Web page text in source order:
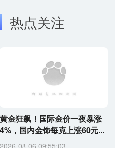
热点关注
黄金狂飙！国际金价一夜暴涨
4%，国内金饰每克上涨60元...
2026-08-06 09:55:03